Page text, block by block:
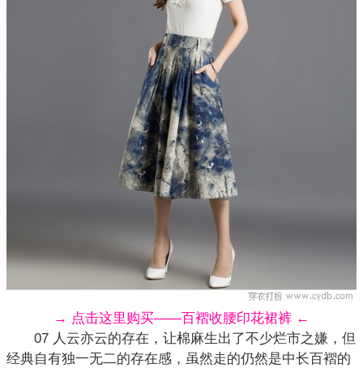
→ 点击这里购买——百褶收腰印花裙裤 ←
07 人云亦云的存在，让棉麻生出了不少烂市之嫌，但
经典自有独一无二的存在感，虽然走的仍然是中长百褶的